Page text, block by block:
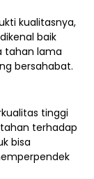
kualitasnya,
baik
tahan lama
bersahabat.
tinggi
terhadap
bisa